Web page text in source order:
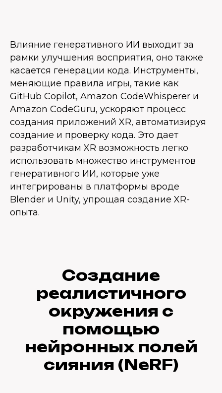
Влияние генеративного ИИ выходит за
рамки улучшения восприятия, оно также
касается генерации кода. Инструменты,
меняющие правила игры, такие как
GitHub Copilot, Amazon CodeWhisperer и
Amazon CodeGuru, ускоряют процесс
создания приложений XR, автоматизируя
создание и проверку кода. Это дает
разработчикам XR возможность легко
использовать множество инструментов
генеративного ИИ, которые уже
интегрированы в платформы вроде
Blender и Unity, упрощая создание XR-
опыта.
Создание
реалистичного
окружения с
помощью
нейронных полей
сияния (NeRF)